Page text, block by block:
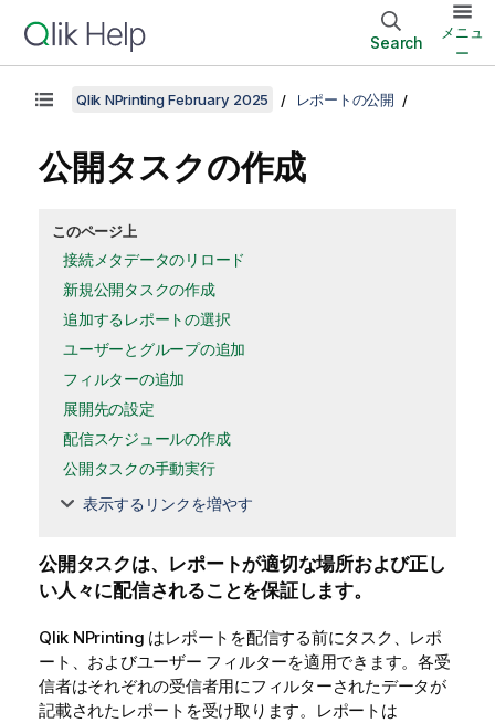
Search
メニュ
ー
Qlik NPrinting February 2025 レポートの公開
公開タスクの作成
このページ上
接続メタデータのリロード
新規公開タスクの作成
追加するレポートの選択
ユーザーとグループの追加
フィルターの追加
展開先の設定
配信スケジュールの作成
公開タスクの手動実行
表示するリンクを増やす
公開タスクは、レポートが適切な場所および正し
い人々に配信されることを保証します。
Qlik NPrinting はレポートを配信する前にタスク、レポ
ート、およびユーザー フィルターを適用できます。各受
信者はそれぞれの受信者用にフィルターされたデータが
記載されたレポートを受け取ります。レポートは